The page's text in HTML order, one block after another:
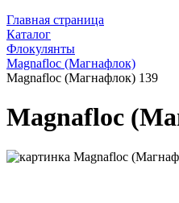
Главная страница
Каталог
Флокулянты
Magnafloc (Магнафлок)
Magnafloc (Магнафлок) 139
Magnafloc